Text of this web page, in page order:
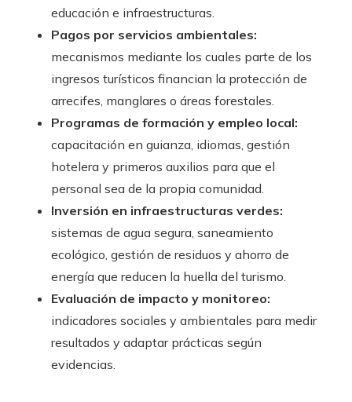
educación e infraestructuras.
Pagos por servicios ambientales:
mecanismos mediante los cuales parte de los
ingresos turísticos financian la protección de
arrecifes, manglares o áreas forestales.
Programas de formación y empleo local:
capacitación en guianza, idiomas, gestión
hotelera y primeros auxilios para que el
personal sea de la propia comunidad.
Inversión en infraestructuras verdes:
sistemas de agua segura, saneamiento
ecológico, gestión de residuos y ahorro de
energía que reducen la huella del turismo.
Evaluación de impacto y monitoreo:
indicadores sociales y ambientales para medir
resultados y adaptar prácticas según
evidencias.